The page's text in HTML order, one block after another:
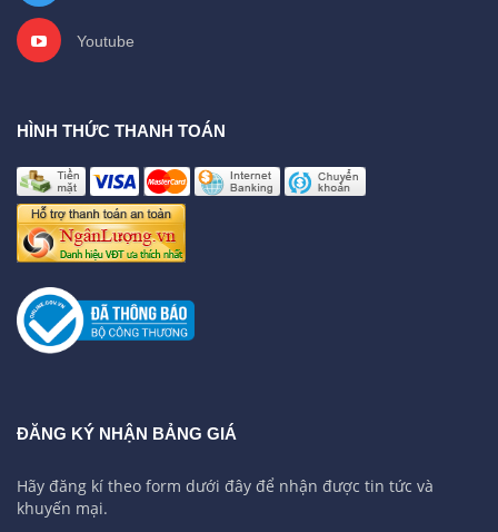
Youtube
HÌNH THỨC THANH TOÁN
ĐĂNG KÝ NHẬN BẢNG GIÁ
Hãy đăng kí theo form dưới đây để nhận được tin tức và
khuyến mại.